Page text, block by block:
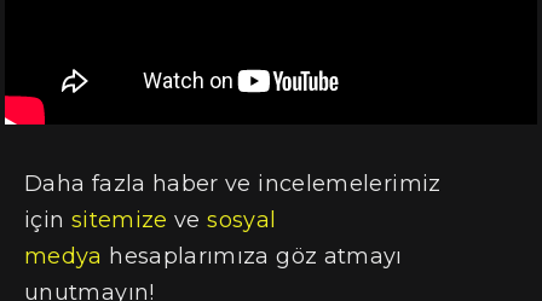
Daha fazla haber ve incelemelerimiz
için sitemize vesosyal
medya hesaplarımıza göz atmayı
unutmayın!